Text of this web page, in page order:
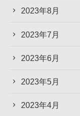
2023年8月
2023年7月
2023年6月
2023年5月
2023年4月